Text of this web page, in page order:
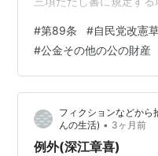
文にもつながっていま
「社会的儀礼又は習俗的
例外とされています。
を前提にして、 宗教的
出を制限する形になっ
への公金支出について…
#第89条 #自民党改憲
#公金その他の公の財産
フィクションなどから
んの生活) • 3ヶ月前
例外(深江章喜)